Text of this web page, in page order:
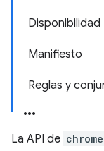
Disponibilidad
Manifiesto
Reglas y
La API de